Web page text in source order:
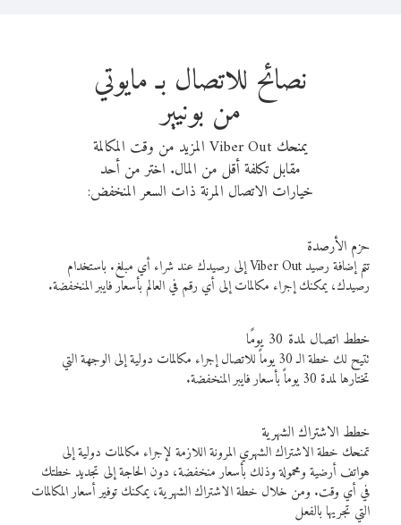
نصائح للاتصال بـ مايوتي
من بونيير
يمنحك Viber Out المزيد من وقت المكالمة
مقابل تكلفة أقل من المال. اختر من أحد
خيارات الاتصال المرنة ذات السعر المنخفض:
حزم الأرصدة
تتم إضافة رصيد Viber Out إلى رصيدك عند شراء أي مبلغ. باستخدام
رصيدك، يمكنك إجراء مكالمات إلى أي رقم في العالم بأسعار فايبر المنخفضة.
خطط اتصال لمدة 30 يومًا
تتيح لك خطة الـ 30 يوماً للاتصال إجراء مكالمات دولية إلى الوجهة التي
تختارها لمدة 30 يوماً بأسعار فايبر المنخفضة.
خطط الاشتراك الشهرية
تمنحك خطة الاشتراك الشهري المرونة اللازمة لإجراء مكالمات دولية إلى
هواتف أرضية ومحمولة وذلك بأسعار منخفضة، دون الحاجة إلى تجديد خطتك
في أي وقت. ومن خلال خطة الاشتراك الشهرية، يمكنك توفير أسعار المكالمات
التي تجريها بالفعل